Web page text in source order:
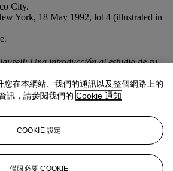
City.
York, 18 May 1992, lot 4 (illustrated in
Una introducción al estudio de su
您在本網站、我們的通訊以及整個網路上的
訊，請參閱我們的 Cookie 通知
COOKIE 設定
僅限必要 COOKIE